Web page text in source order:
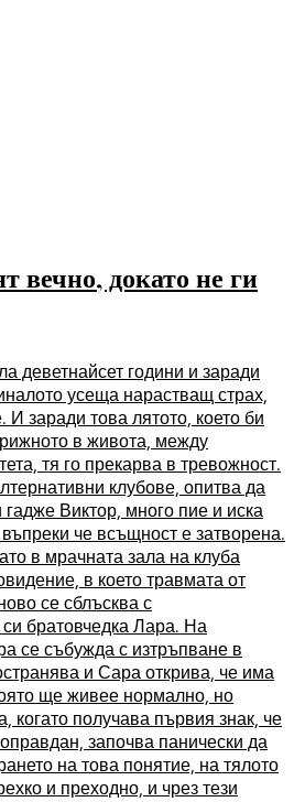
вечно, докато не ги
деветнайсет години и заради
усеща нарастващ страх,
И заради това лятото, което би
в живота, между
тя го прекарва в тревожност.
клубове, опитва да
Виктор, много пие и иска
че всъщност е затворена.
в мрачната зала на клуба
в което травмата от
се сблъсква с
братовчедка Лара. На
се събужда с изтръпване в
и Сара открива, че има
ще живее нормално, но
когато получава първия знак, че
започва панически да
на това понятие, на тялото
и преходно, и чрез тези